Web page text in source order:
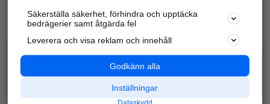
Alla kategorier
Populära sökningar
API & Kartor
Annonsera
Integritet
Nödnummer
Säkerställa säkerhet, förhindra och upptäcka
bedrägerier samt åtgärda fel
Leverera och visa reklam och innehåll
Godkänn alla
Inställningar
Dataskydd